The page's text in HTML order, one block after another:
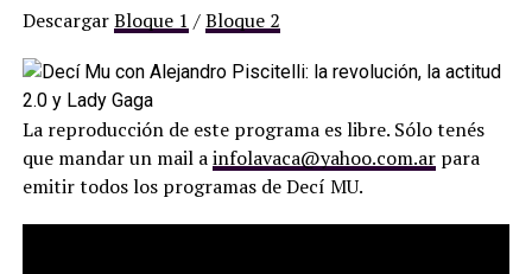
DescargarBloque 1 /Bloque 2
La reproducción de este programa es libre. Sólo tenés
que mandar un mail ainfolavaca@yahoo.com.arpara
emitir todos los programas de Decí MU.